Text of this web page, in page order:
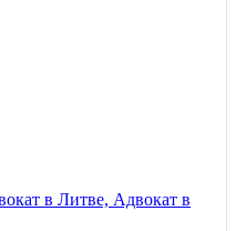
в Литве, Адвокат в